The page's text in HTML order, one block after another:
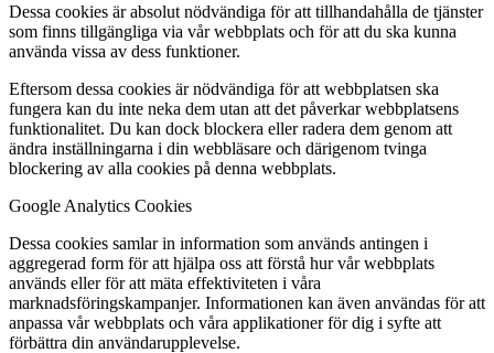
Dessa cookies är absolut nödvändiga för att tillhandahålla de tjänster
som finns tillgängliga via vår webbplats och för att du ska kunna
använda vissa av dess funktioner.
Eftersom dessa cookies är nödvändiga för att webbplatsen ska
fungera kan du inte neka dem utan att det påverkar webbplatsens
funktionalitet. Du kan dock blockera eller radera dem genom att
ändra inställningarna i din webbläsare och därigenom tvinga
blockering av alla cookies på denna webbplats.
Google Analytics Cookies
Dessa cookies samlar in information som används antingen i
aggregerad form för att hjälpa oss att förstå hur vår webbplats
används eller för att mäta effektiviteten i våra
marknadsföringskampanjer. Informationen kan även användas för att
anpassa vår webbplats och våra applikationer för dig i syfte att
förbättra din användarupplevelse.